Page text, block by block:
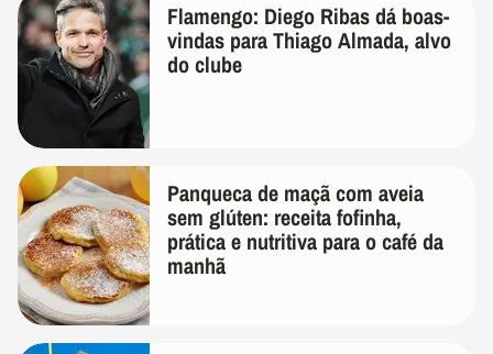
Flamengo: Diego Ribas dá boas-
vindas para Thiago Almada, alvo
do clube
Panqueca de maçã com aveia
sem glúten: receita fofinha,
prática e nutritiva para o café da
manhã